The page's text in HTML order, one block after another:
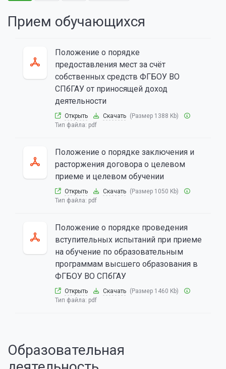
Прием обучающихся
Положение о порядке
предоставления мест за счёт
собственных средств ФГБОУ ВО
СПбГАУ от приносящей доход
деятельности
Открыть Скачать (Размер 1388 Kb)
Тип файла: pdf
Положение о порядке заключения и
расторжения договора о целевом
приеме и целевом обучении
Открыть Скачать (Размер 1050 Kb)
Тип файла: pdf
Положение о порядке проведения
вступительных испытаний при приеме
на обучение по образовательным
программам высшего образования в
ФГБОУ ВО СПбГАУ
Открыть Скачать (Размер 1460 Kb)
Тип файла: pdf
Образовательная